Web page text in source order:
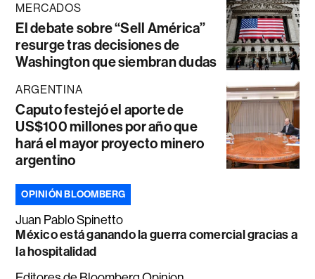
MERCADOS
El debate sobre “Sell América”
resurge tras decisiones de
Washington que siembran dudas
ARGENTINA
Caputo festejó el aporte de
US$100 millones por año que
hará el mayor proyecto minero
argentino
OPINIÓN BLOOMBERG
Juan Pablo Spinetto
México está ganando la guerra comercial gracias a
la hospitalidad